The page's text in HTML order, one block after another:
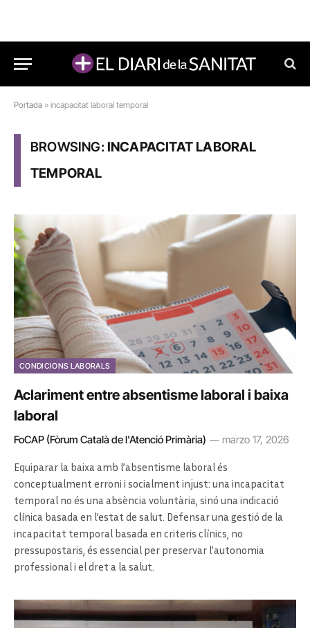
Portada » incapacitat laboral temporal
BROWSING:INCAPACITAT LABORAL
TEMPORAL
CONDICIONS LABORALS
Aclariment entre absentisme laboral i baixa
laboral
FoCAP (Fòrum Català de l'Atenció Primària) marzo 17, 2026
Equiparar la baixa amb l’absentisme laboral és
conceptualment erroni i socialment injust: una incapacitat
temporal no és una absència voluntària, sinó una indicació
clínica basada en l’estat de salut. Defensar una gestió de la
incapacitat temporal basada en criteris clínics, no
pressupostaris, és essencial per preservar l’autonomia
professional i el dret a la salut.